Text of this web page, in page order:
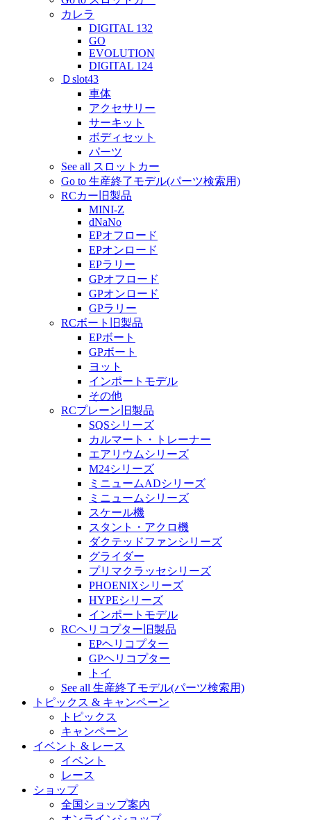
カレラ
DIGITAL 132
GO
EVOLUTION
DIGITAL 124
Ｄslot43
車体
アクセサリー
サーキット
ボディセット
パーツ
See all スロットカー
Go to 生産終了モデル(パーツ検索用)
RCカー旧製品
MINI-Z
dNaNo
EPオフロード
EPオンロード
EPラリー
GPオフロード
GPオンロード
GPラリー
RCボート旧製品
EPボート
GPボート
ヨット
インポートモデル
その他
RCプレーン旧製品
SQSシリーズ
カルマート・トレーナー
エアリウムシリーズ
M24シリーズ
ミニュームADシリーズ
ミニュームシリーズ
スケール機
スタント・アクロ機
ダクテッドファンシリーズ
グライダー
プリマクラッセシリーズ
PHOENIXシリーズ
HYPEシリーズ
インポートモデル
RCヘリコプター旧製品
EPヘリコプター
GPヘリコプター
トイ
See all 生産終了モデル(パーツ検索用)
トピックス & キャンペーン
トピックス
キャンペーン
イベント & レース
イベント
レース
ショップ
全国ショップ案内